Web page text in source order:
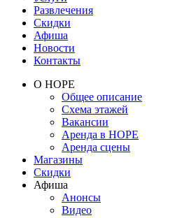
Развлечения
Скидки
Афиша
Новости
Контакты
О НОРЕ
Общее описание
Схема этажей
Вакансии
Аренда в НОРЕ
Аренда сцены
Магазины
Скидки
Афиша
Анонсы
Видео